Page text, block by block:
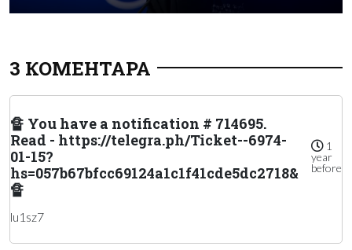
3 КОМЕНТАРА
🔏 You have a notification # 714695.
Read - https://telegra.ph/Ticket--6974-
01-15?
hs=057b67bfcc69124a1c1f41cde5dc2718&
🔏
1
year
before
lu1sz7